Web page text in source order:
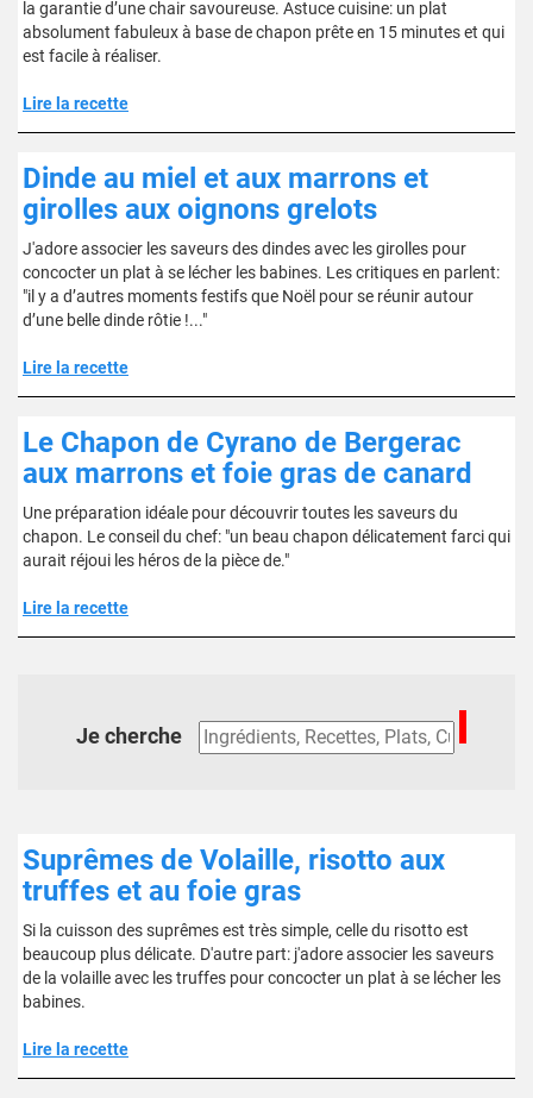
la garantie d’une chair savoureuse. Astuce cuisine: un plat
absolument fabuleux à base de chapon prête en 15 minutes et qui
est facile à réaliser.
Lire la recette
Dinde au miel et aux marrons et
girolles aux oignons grelots
J'adore associer les saveurs des dindes avec les girolles pour
concocter un plat à se lécher les babines. Les critiques en parlent:
"il y a d’autres moments festifs que Noël pour se réunir autour
d’une belle dinde rôtie !..."
Lire la recette
Le Chapon de Cyrano de Bergerac
aux marrons et foie gras de canard
Une préparation idéale pour découvrir toutes les saveurs du
chapon. Le conseil du chef: "un beau chapon délicatement farci qui
aurait réjoui les héros de la pièce de."
Lire la recette
Je cherche
Suprêmes de Volaille, risotto aux
truffes et au foie gras
Si la cuisson des suprêmes est très simple, celle du risotto est
beaucoup plus délicate. D'autre part: j'adore associer les saveurs
de la volaille avec les truffes pour concocter un plat à se lécher les
babines.
Lire la recette